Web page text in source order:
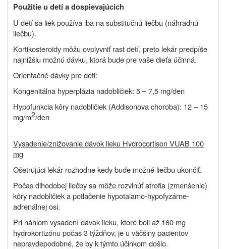
Použitie u detí a dospievajúcich
U detí sa liek používa iba na substitučnú liečbu (náhradnú
liečbu).
Kortikosteroidy môžu ovplyvniť rast detí, preto lekár predpíše
najnižšiu možnú dávku, ktorá bude pre vaše dieťa účinná.
Orientačné dávky pre deti:
Kongenitálna hyperplázia nadobličiek: 5 – 7,5 mg/den
Hypofunkcia kôry nadobličiek (Addisonova choroba): 12 – 15
mg/m2/den
Vysadenie/znižovanie dávok lieku Hydrocortison VUAB 100
mg
Ošetrujúci lekár rozhodne kedy bude možné liečbu ukončiť.
Počas dlhodobej liečby sa môže rozvinúť atrofia (zmenšenie)
kôry nadobličiek a potlačenie hypotalamo-hypofyzárne-
adrenálnej osi.
Pri náhlom vysadení dávok lieku, ktoré boli až 160 mg
hydrokortizónu počas 3 týždňov, je u väčšiny pacientov
nepravdepodobné, že by k týmto účinkom došlo.